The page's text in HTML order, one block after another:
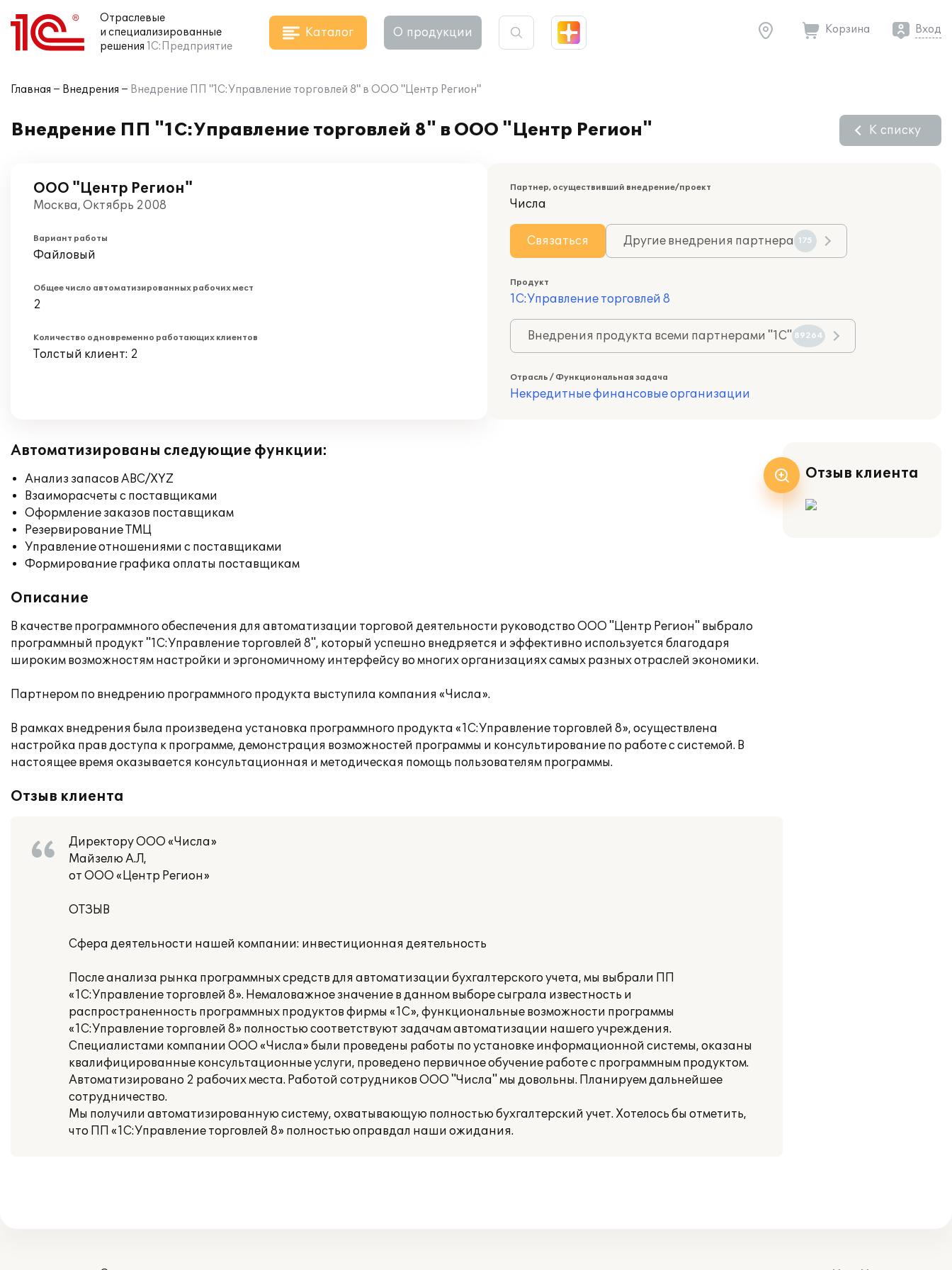
Отраслевые
и специализированные
решения 1С:Предприятие
Каталог О продукции Корзина Вход
Главная Внедрения Внедрение ПП "1С:Управление торговлей 8" в ООО "Центр Регион"
Внедрение ПП "1С:Управление торговлей 8" в ООО "Центр Регион" К списку
ООО "Центр Регион"
Москва, Октябрь 2008
Вариант работы
Файловый
Общее число автоматизированных рабочих мест
2
Количество одновременно работающих клиентов
Толстый клиент: 2
Партнер, осуществивший внедрение/проект
Числа
Связаться Другие внедрения партнера 175
Продукт
1С:Управление торговлей 8
Внедрения продукта всеми партнерами "1С" 89264
Отрасль / Функциональная задача
Некредитные финансовые организации
Автоматизированы следующие функции:
Анализ запасов ABC/XYZ
Взаиморасчеты с поставщиками
Оформление заказов поставщикам
Резервирование ТМЦ
Управление отношениями с поставщиками
Формирование графика оплаты поставщикам
Описание
В качестве программного обеспечения для автоматизации торговой деятельности руководство ООО "Центр Регион" выбрало
программный продукт "1С:Управление торговлей 8", который успешно внедряется и эффективно используется благодаря
широким возможностям настройки и эргономичному интерфейсу во многих организациях самых разных отраслей экономики.
Партнером по внедрению программного продукта выступила компания «Числа».
В рамках внедрения была произведена установка программного продукта «1С:Управление торговлей 8», осуществлена
настройка прав доступа к программе, демонстрация возможностей программы и консультирование по работе с системой. В
настоящее время оказывается консультационная и методическая помощь пользователям программы.
Отзыв клиента
Директору ООО «Числа»
Майзелю А.Л,
от ООО «Центр Регион»
ОТЗЫВ
Сфера деятельности нашей компании: инвестиционная деятельность
После анализа рынка программных средств для автоматизации бухгалтерского учета, мы выбрали ПП
«1С:Управление торговлей 8». Немаловажное значение в данном выборе сыграла известность и
распространенность программных продуктов фирмы «1С», функциональные возможности программы
«1С:Управление торговлей 8» полностью соответствуют задачам автоматизации нашего учреждения.
Специалистами компании ООО «Числа» были проведены работы по установке информационной системы, оказаны
квалифицированные консультационные услуги, проведено первичное обучение работе с программным продуктом.
Автоматизировано 2 рабочих места. Работой сотрудников ООО "Числа" мы довольны. Планируем дальнейшее
сотрудничество.
Мы получили автоматизированную систему, охватывающую полностью бухгалтерский учет. Хотелось бы отметить,
что ПП «1С:Управление торговлей 8» полностью оправдал наши ожидания.
Отзыв клиента